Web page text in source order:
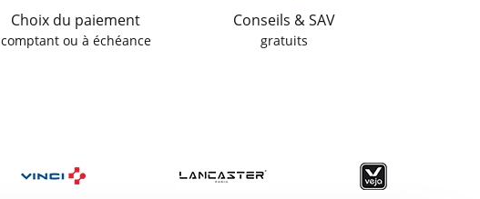
Choix du paiement
comptant ou à échéance
Conseils & SAV
gratuits